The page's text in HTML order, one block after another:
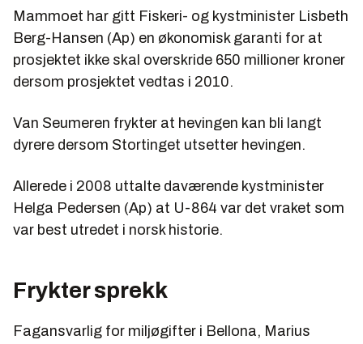
Mammoet har gitt Fiskeri- og kystminister Lisbeth
Berg-Hansen (Ap) en økonomisk garanti for at
prosjektet ikke skal overskride 650 millioner kroner
dersom prosjektet vedtas i 2010.
Van Seumeren frykter at hevingen kan bli langt
dyrere dersom Stortinget utsetter hevingen.
Allerede i 2008 uttalte daværende kystminister
Helga Pedersen (Ap) at U-864 var det vraket som
var best utredet i norsk historie.
Frykter sprekk
Fagansvarlig for miljøgifter i Bellona, Marius